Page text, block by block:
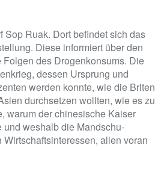
Sop Ruak. Dort befindet sich das
Diese informiert über den
des Drogenkonsums. Die
dessen Ursprung und
werden konnte, wie die Briten
durchsetzen wollten, wie es zu
warum der chinesische Kaiser
weshalb die Mandschu-
allen voran